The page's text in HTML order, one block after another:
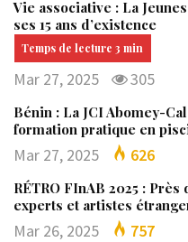
Vie associative : La
ses 15 ans d’existence
Mar 27, 2025 305
Bénin : La JCI Abomey-
formation pratique en
Mar 27, 2025 626
RÉTRO FInAB 2025 :
experts et artistes
Mar 26, 2025 757